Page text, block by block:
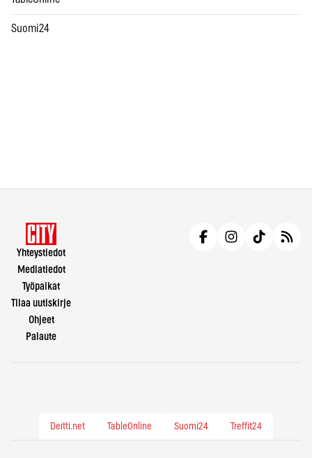
Suomi24
Yhteystiedot
Mediatiedot
Työpaikat
Tilaa uutiskirje
Ohjeet
Palaute
Deitti.net TableOnline Suomi24 Treffit24